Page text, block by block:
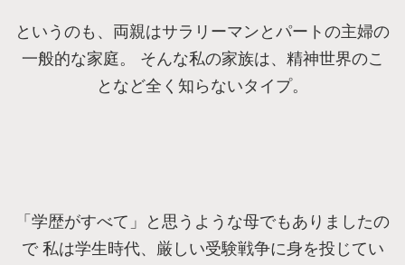
というのも、両親はサラリーマンとパートの主婦の
一般的な家庭。 そんな私の家族は、精神世界のこ
となど全く知らないタイプ。
「学歴がすべて」と思うような母でもありましたの
で 私は学生時代、厳しい受験戦争に身を投じてい